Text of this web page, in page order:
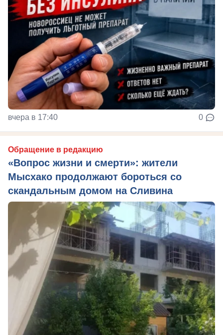
вчера в 17:40 0
Обращение в редакцию
«Вопрос жизни и смерти»: жители
Мысхако продолжают бороться со
скандальным домом на Сливина